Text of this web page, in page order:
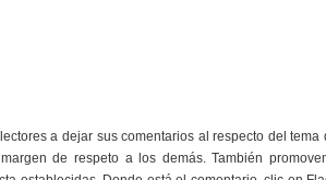
a dejar sus comentarios al respecto del tema
de respeto a los demás. También